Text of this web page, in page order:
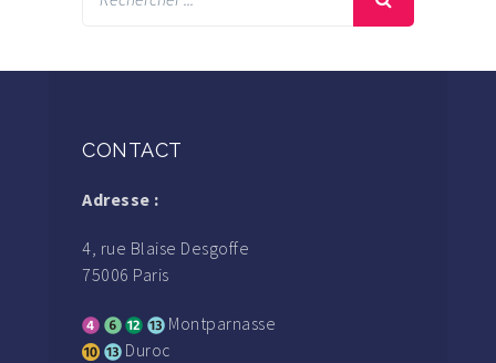
CONTACT
Adresse :
4, rue Blaise Desgoffe
75006 Paris
Montparnasse
Duroc